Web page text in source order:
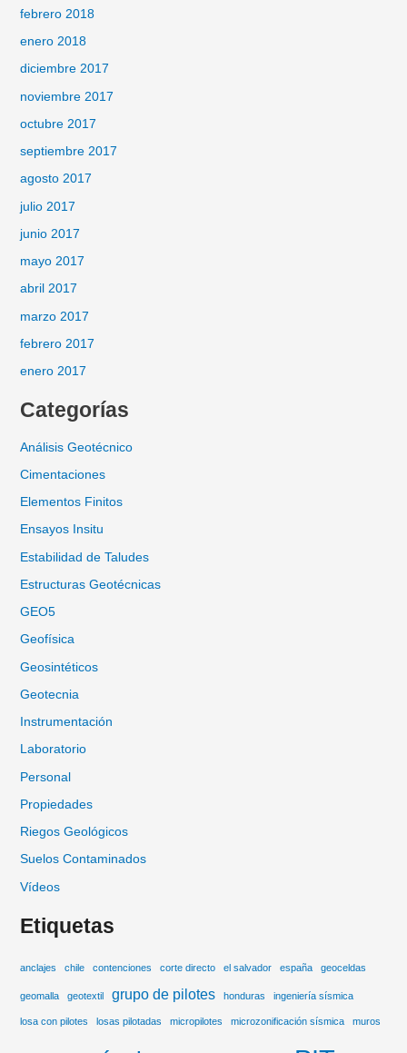
febrero 2018
enero 2018
diciembre 2017
noviembre 2017
octubre 2017
septiembre 2017
agosto 2017
julio 2017
junio 2017
mayo 2017
abril 2017
marzo 2017
febrero 2017
enero 2017
Categorías
Análisis Geotécnico
Cimentaciones
Elementos Finitos
Ensayos Insitu
Estabilidad de Taludes
Estructuras Geotécnicas
GEO5
Geofísica
Geosintéticos
Geotecnia
Instrumentación
Laboratorio
Personal
Propiedades
Riegos Geológicos
Suelos Contaminados
Vídeos
Etiquetas
anclajes chile contenciones corte directo el salvador españa geoceldas
geomalla geotextil grupo de pilotes honduras ingeniería sísmica
losa con pilotes losas pilotadas micropilotes microzonificación sísmica muros